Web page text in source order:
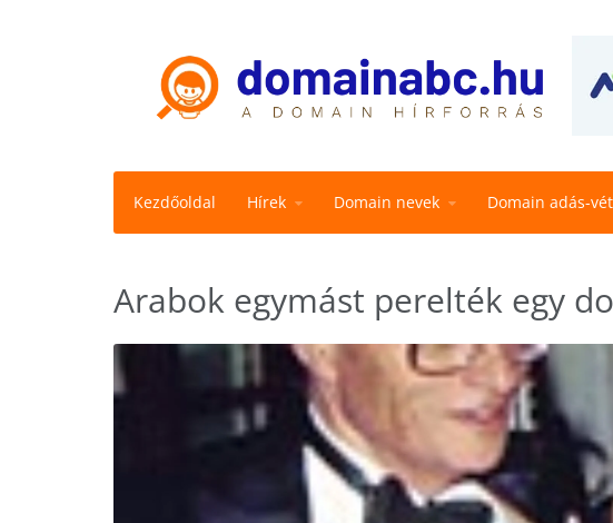
Kezdőoldal Hírek Domain nevek Domain adás-
Arabok egymást perelték egy